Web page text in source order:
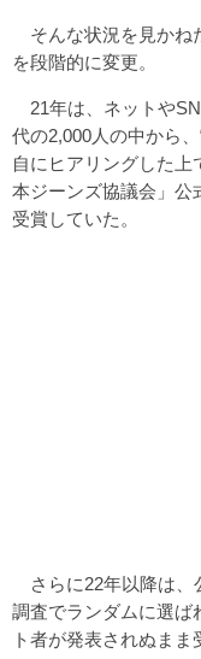
そんな状況を見かね
を段階的に変更。
21年は、ネットや
代の2,000人の中から
自にヒアリングした上
本ジーンズ協議会」公
受賞していた。
さらに22年以降は、
調査でランダムに選ば
ト者が発表されぬまま